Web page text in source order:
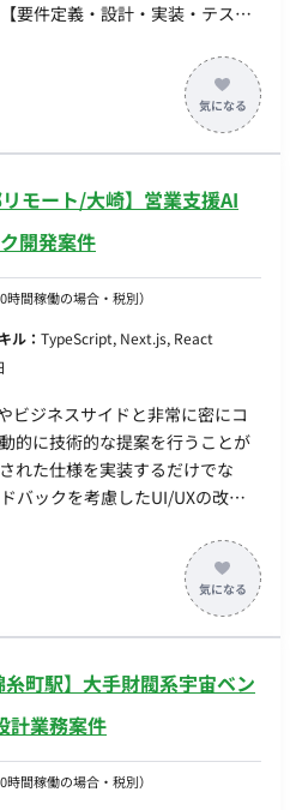
」というビジネス背景を踏まえ
3名が在籍しており、落ち着い
・FW：Laravel,
ラ：AWS, CDK ・■働き
モート/大崎】営業支援AI
開発案件
時間稼働の場合・税別）
ル： TypeScript, Next.js, React
ビジネスサイドと非常に密にコ
的に技術的な提案を行うことが
れた仕様を実装するだけでな
バックを考慮したUI/UXの改
ンにおけるフロントエンドから
た開発業務を担当していただき
用いたWebアプリケーションの
ユーザーフィードバックやデー
・チームメンバーとの仕様検
町駅】大手財閥系宇宙ベン
計業務案件
時間稼働の場合・税別）